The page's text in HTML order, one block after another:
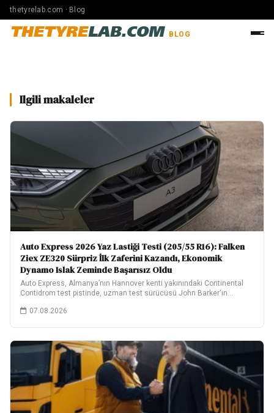
thetyrelab.com · Blog
THETYRELAB.COM BLOG
Ilgili makaleler
Auto Express 2026 Yaz Lastiği Testi (205/55 R16): Falken
Ziex ZE320 Sürpriz İlk Zaferini Kazandı, Ekonomik
Dynamo Islak Zeminde Başarısız Oldu
Auto Express, Almanya’nın Hannover kenti yakınındaki Continental
Contidrom test pistinde, uzman test sürücüsü John Barker‘ın…
07.08.2026